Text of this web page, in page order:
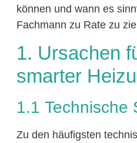
können und wann es
Fachmann zu Rate zu
1. Ursachen
smarter
1.1 Technische
Zu den häufigsten